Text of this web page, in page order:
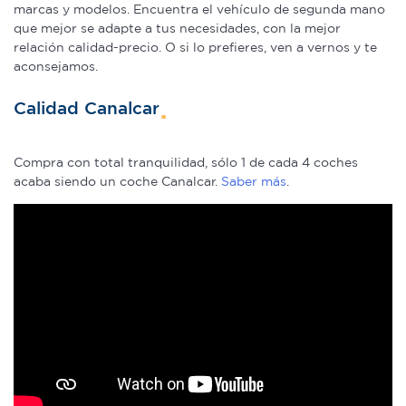
marcas y modelos. Encuentra el vehículo de segunda mano
que mejor se adapte a tus necesidades, con la mejor
relación calidad-precio. O si lo prefieres, ven a vernos y te
aconsejamos.
Calidad Canalcar
Compra con total tranquilidad, sólo 1 de cada 4 coches
acaba siendo un coche Canalcar. Saber más.